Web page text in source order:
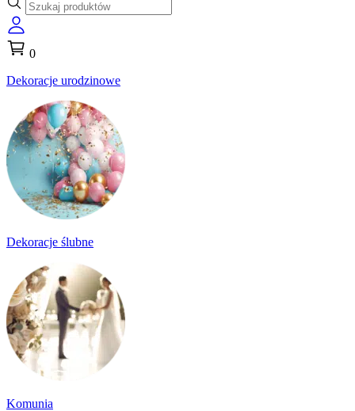
0
Dekoracje urodzinowe
Dekoracje ślubne
Komunia